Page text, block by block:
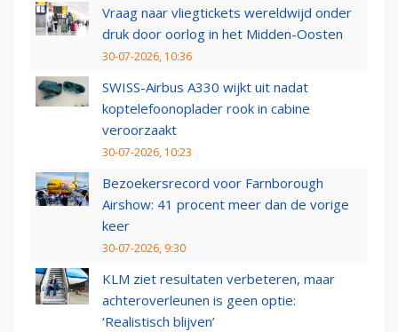
Vraag naar vliegtickets wereldwijd onder
druk door oorlog in het Midden-Oosten
30-07-2026, 10:36
SWISS-Airbus A330 wijkt uit nadat
koptelefoonoplader rook in cabine
veroorzaakt
30-07-2026, 10:23
Bezoekersrecord voor Farnborough
Airshow: 41 procent meer dan de vorige
keer
30-07-2026, 9:30
KLM ziet resultaten verbeteren, maar
achteroverleunen is geen optie:
‘Realistisch blijven’